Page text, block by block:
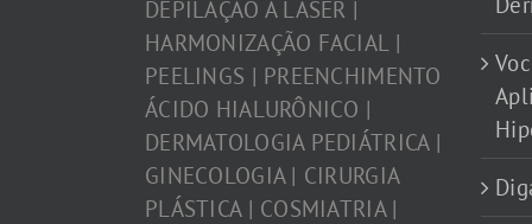
DEPILAÇÃO À LASER |
HARMONIZAÇÃO FACIAL |
PEELINGS | PREENCHIMENTO
ÁCIDO HIALURÔNICO |
DERMATOLOGIA PEDIÁTRICA |
GINECOLOGIA | CIRURGIA
PLÁSTICA | COSMIATRIA |